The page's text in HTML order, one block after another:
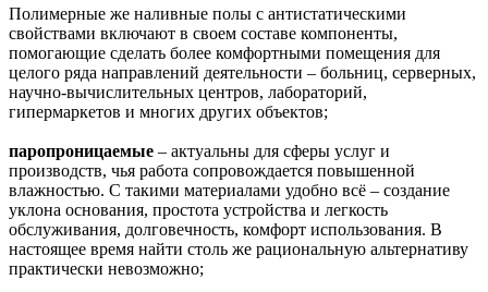
Полимерные же наливные полы с антистатическими
свойствами включают в своем составе компоненты,
помогающие сделать более комфортными помещения для
целого ряда направлений деятельности – больниц, серверных,
научно-вычислительных центров, лабораторий,
гипермаркетов и многих других объектов;
паропроницаемые – актуальны для сферы услуг и
производств, чья работа сопровождается повышенной
влажностью. С такими материалами удобно всё – создание
уклона основания, простота устройства и легкость
обслуживания, долговечность, комфорт использования. В
настоящее время найти столь же рациональную альтернативу
практически невозможно;